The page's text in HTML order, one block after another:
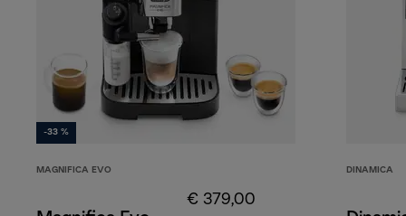
-33 %
MAGNIFICA EVO
€ 379,00
DINAMICA